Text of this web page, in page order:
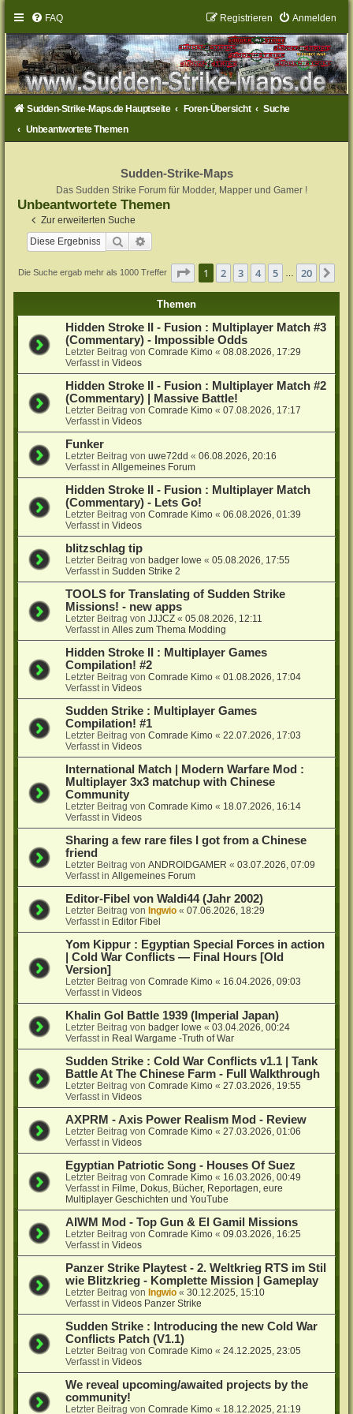
FAQ Anmelden
Registrieren
Sudden-Strike-Maps.de Hauptseite Foren-Übersicht
Suche
Unbeantwortete Themen
Sudden-Strike-Maps
Das Sudden Strike Forum für Modder, Mapper und Gamer !
Unbeantwortete Themen
Zur erweiterten Suche
Suche
Die Suche ergab mehr als 1000 Treffer Seite 1von 20
1 2 3 4 5 20
Themen
Hidden Stroke II - Fusion : Multiplayer Match #3
(Commentary) - Impossible Odds
Letzter Beitrag vonComrade Kimo «08.08.2026, 17:29
Verfasst inVideos
Hidden Stroke II - Fusion : Multiplayer Match #2
(Commentary) | Massive Battle!
Letzter Beitrag vonComrade Kimo «07.08.2026, 17:17
Verfasst inVideos
Funker
Letzter Beitrag vonuwe72dd «06.08.2026, 20:16
Verfasst inAllgemeines Forum
Hidden Stroke II - Fusion : Multiplayer Match
(Commentary) - Lets Go!
Letzter Beitrag vonComrade Kimo «06.08.2026, 01:39
Verfasst inVideos
blitzschlag tip
Letzter Beitrag vonbadger lowe «05.08.2026, 17:55
Verfasst inSudden Strike 2
TOOLS for Translating of Sudden Strike
Missions! - new apps
Letzter Beitrag vonJJJCZ «05.08.2026, 12:11
Verfasst inAlles zum Thema Modding
Hidden Stroke II : Multiplayer Games
Compilation! #2
Letzter Beitrag vonComrade Kimo «01.08.2026, 17:04
Verfasst inVideos
Sudden Strike : Multiplayer Games
Compilation! #1
Letzter Beitrag vonComrade Kimo «22.07.2026, 17:03
Verfasst inVideos
International Match | Modern Warfare Mod :
Multiplayer 3x3 matchup with Chinese
Community
Letzter Beitrag vonComrade Kimo « 18.07.2026, 16:14
Verfasst inVideos
Sharing a few rare files I got from a Chinese
friend
Letzter Beitrag vonANDROIDGAMER «03.07.2026, 07:09
Verfasst inAllgemeines Forum
Editor-Fibel von Waldi44 (Jahr 2002)
Letzter Beitrag vonIngwio «07.06.2026, 18:29
Verfasst in Editor Fibel
Yom Kippur : Egyptian Special Forces in action
| Cold War Conflicts — Final Hours [Old
Version]
Letzter Beitrag vonComrade Kimo « 16.04.2026, 09:03
Verfasst inVideos
Khalin Gol Battle 1939 (Imperial Japan)
Letzter Beitrag vonbadger lowe «03.04.2026, 00:24
Verfasst in Real Wargame -Truth of War
Sudden Strike : Cold War Conflicts v1.1 | Tank
Battle At The Chinese Farm - Full Walkthrough
Letzter Beitrag vonComrade Kimo «27.03.2026, 19:55
Verfasst inVideos
AXPRM - Axis Power Realism Mod - Review
Letzter Beitrag vonComrade Kimo «27.03.2026, 01:06
Verfasst inVideos
Egyptian Patriotic Song - Houses Of Suez
Letzter Beitrag vonComrade Kimo « 16.03.2026, 00:49
Verfasst in Filme, Dokus, Bücher, Reportagen, eure
Multiplayer Geschichten und YouTube
AIWM Mod - Top Gun & El Gamil Missions
Letzter Beitrag vonComrade Kimo «09.03.2026, 16:25
Verfasst inVideos
Panzer Strike Playtest - 2. Weltkrieg RTS im Stil
wie Blitzkrieg - Komplette Mission | Gameplay
Letzter Beitrag vonIngwio «30.12.2025, 15:10
Verfasst inVideos Panzer Strike
Sudden Strike : Introducing the new Cold War
Conflicts Patch (V1.1)
Letzter Beitrag vonComrade Kimo «24.12.2025, 23:05
Verfasst inVideos
We reveal upcoming/awaited projects by the
community!
Letzter Beitrag vonComrade Kimo « 18.12.2025, 21:19